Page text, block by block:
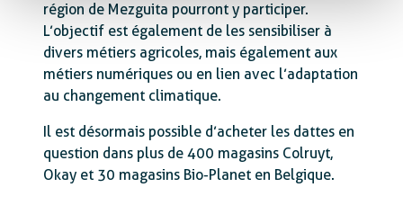
région de Mezguita pourront y participer.
L’objectif est également de les sensibiliser à
divers métiers agricoles, mais également aux
métiers numériques ou en lien avec l’adaptation
au changement climatique.
Il est désormais possible d’acheter les dattes en
question dans plus de 400 magasins Colruyt,
Okay et 30 magasins Bio-Planet en Belgique.